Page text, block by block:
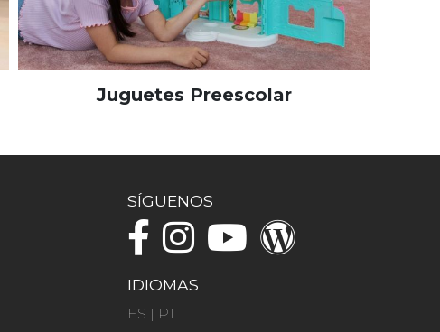
Juguetes Preescolar
SÍGUENOS
IDIOMAS
ES | PT